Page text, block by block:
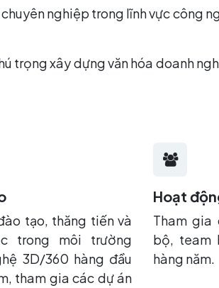
nghiệp trong lĩnh vực công
trọng xây dựng văn hóa doanh
tạo, thăng tiến và
trong môi trường
3D/360 hàng đầu
tham gia các dự án
Hoạt
Tham gia
bộ, team
hàng năm.